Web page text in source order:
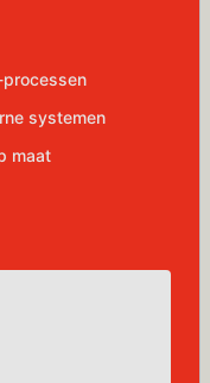
processen
systemen
maat